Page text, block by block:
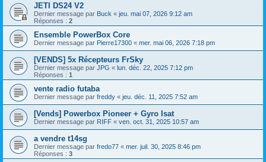
JETI DS24 V2
Dernier message par Buck « jeu. mai 07, 2026 9:12 am
Réponses : 2
Ensemble PowerBox Core
Dernier message par Pierre17300 « mer. mai 06, 2026 7:18 pm
[VENDS] 5x Récepteurs FrSky
Dernier message par JPG « lun. déc. 22, 2025 7:12 pm
Réponses : 1
vente radio futaba
Dernier message par freddy « jeu. déc. 11, 2025 7:52 am
[Vends] Powerbox Pioneer + Gyro Isat
Dernier message par RIFF « ven. oct. 31, 2025 10:57 am
a vendre t14sg
Dernier message par fredo77 « mer. juil. 30, 2025 8:46 pm
Réponses : 3